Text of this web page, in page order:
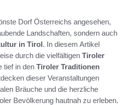
Dorf Österreichs angesehen,
Landschaften, sondern auch
in Tirol. In diesem Artikel
durch die vielfältigen Tiroler
tief in den Tiroler Traditionen
dieser Veranstaltungen
Bräuche und die herzliche
Bevölkerung hautnah zu erleben.